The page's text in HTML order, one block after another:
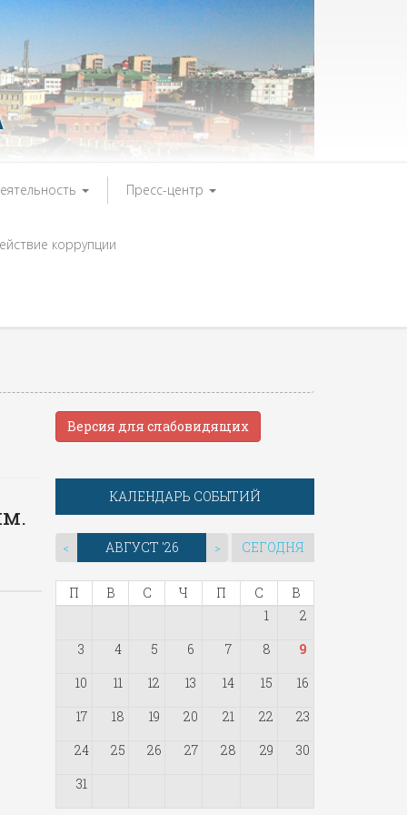
Пресс-центр
коррупции
Версия для слабовидящих
КАЛЕНДАРЬ СОБЫТИЙ
< АВГУСТ '26 > СЕГОДНЯ
П В С Ч П С
В
1
2
3
4 5 6 7 8
9
10
11 12 13 14 15
16
17
18 19 20 21 22
23
24
25 26 27 28 29
30
31